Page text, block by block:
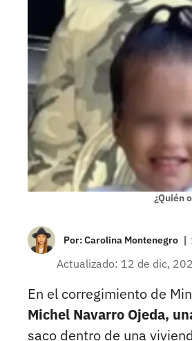
¿Quién
Por:Carolina Montenegro |
Actualizado: 12 de dic,
En el corregimiento de
Michel Navarro Ojeda,
saco dentro de una